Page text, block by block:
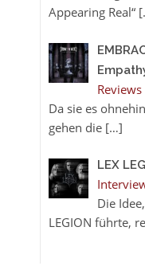
Appearing Real“
Reviews
Da sie es
gehen die […]
LEX
Die
LEGION führte,